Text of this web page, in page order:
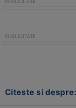
Citeste si despre: